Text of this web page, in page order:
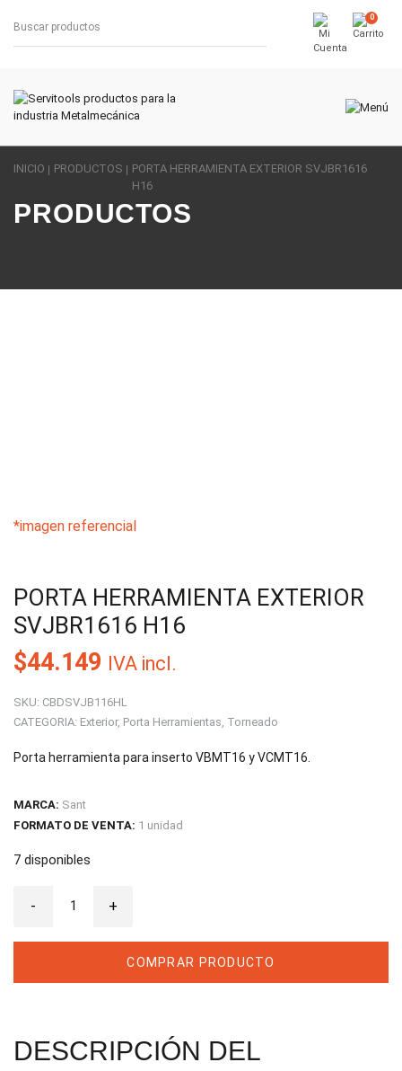
0
INICIO PRODUCTOS
PORTA HERRAMIENTA EXTERIOR SVJBR1616
H16
PRODUCTOS
*imagen referencial
PORTA HERRAMIENTA EXTERIOR
SVJBR1616 H16
$44.149 IVA incl.
SKU: CBDSVJB116HL
CATEGORIA: Exterior, Porta Herramientas, Torneado
Porta herramienta para inserto VBMT16 y VCMT16.
MARCA: Sant
FORMATO DE VENTA: 1 unidad
7 disponibles
-
Herramienta
+
COMPRAR PRODUCTO
DESCRIPCIÓN DEL